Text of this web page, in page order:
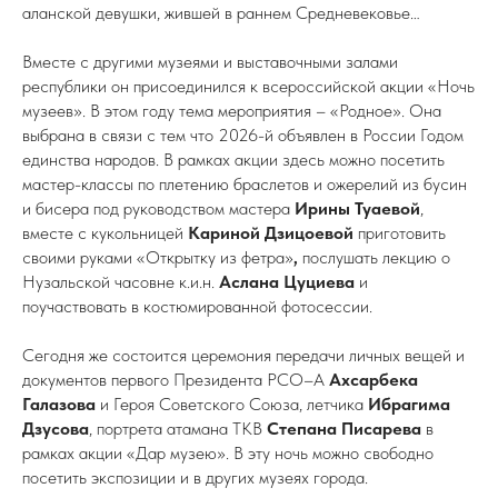
аланской девушки, жившей в раннем Средневековье…
Вместе с другими музеями и выставочными залами
республики он присоединился к всероссийской акции «Ночь
музеев». В этом году тема мероприятия – «Родное». Она
выбрана в связи с тем что 2026-й объявлен в России Годом
единства народов. В рамках акции здесь можно посетить
мастер-классы по плетению браслетов и ожерелий из бусин
и бисера под руководством мастера Ирины Туаевой,
вместе с кукольницей Кариной Дзицоевой приготовить
своими руками «Открытку из фетра», послушать лекцию о
Нузальской часовне к.и.н. Аслана Цуциева и
поучаствовать в костюмированной фотосессии.
Сегодня же состоится церемония передачи личных вещей и
документов первого Президента РСО–А Ахсарбека
Галазова и Героя Советского Союза, летчика Ибрагима
Дзусова, портрета атамана ТКВ Степана Писарева в
рамках акции «Дар музею». В эту ночь можно свободно
посетить экспозиции и в других музеях города.